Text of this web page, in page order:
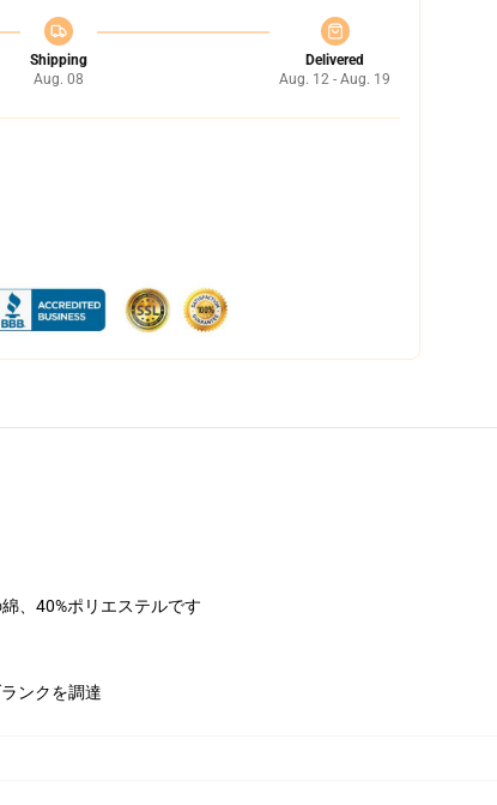
Shipping
Aug. 08
Delivered
Aug. 12 - Aug. 19
、40%ポリエステルです
ンクを調達